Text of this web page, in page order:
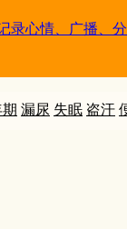
录心情、广播、
漏尿 失眠 盗汗